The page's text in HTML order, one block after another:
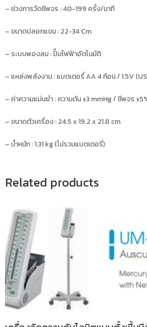
– ช่วงการวัดชีพจร : 40-199 ครั้ง/นาที
– ขนาดปลอกแขน : 22-34 Cm
– ระบบพองลม : ปั๊มไฟฟ้าอัตโนมัติ
– แหล่งพลังงาน : แบตเตอรี่ AA 4 ก้อน / 1.5V
– ค่าความแม่นยำ : ความดัน ±3 mmHg / ชีพจร
– ขนาดตัวเครื่อง : 24.5 x 19.2 x 21.8 cm
– น้ำหนัก : 1.31 kg (ไม่รวมแบตเตอรี่)
Related products